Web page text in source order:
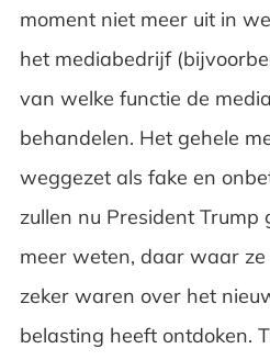
moment niet meer uit in
het mediabedrijf
van welke functie de
behandelen. Het gehele
weggezet als fake en
zullen nu President Trump
meer weten, daar waar
zeker waren over het
belasting heeft ontdoken.